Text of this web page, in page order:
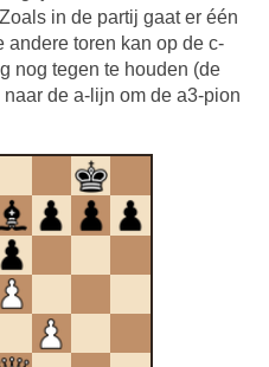
in de partij gaat er één
andere toren kan op de c-
nog tegen te houden (de
de a-lijn om de a3-pion